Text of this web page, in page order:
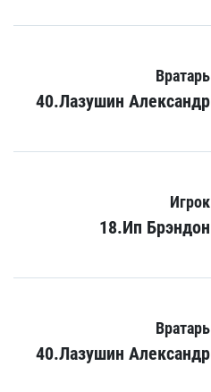
Вратарь
40.Лазушин Александр
Игрок
18.Ип Брэндон
Вратарь
40.Лазушин Александр